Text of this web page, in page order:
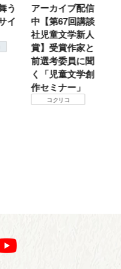
アーカイブ配信
中【第67回講談
社児童文学新人
賞】受賞作家と
前選考委員に聞
く「児童文学創
作セミナー」
コクリコ
仙台
地方
暖？
ころ
て検